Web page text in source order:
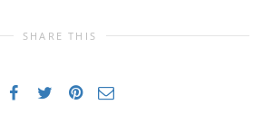
SHARE THIS